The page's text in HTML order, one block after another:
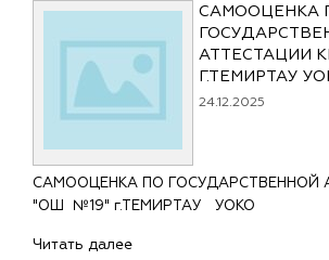
САМООЦЕНКА
АТТЕСТАЦИИ
Г.ТЕМИРТАУ
24.12.2025
САМООЦЕНКА ПО ГОСУДАРСТВЕННОЙ
"ОШ №19" г.ТЕМИРТАУ УОКО
Читать далее